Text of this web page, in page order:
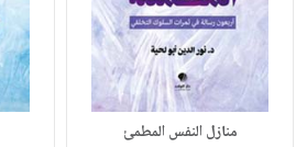
منازل النفس المطمئ